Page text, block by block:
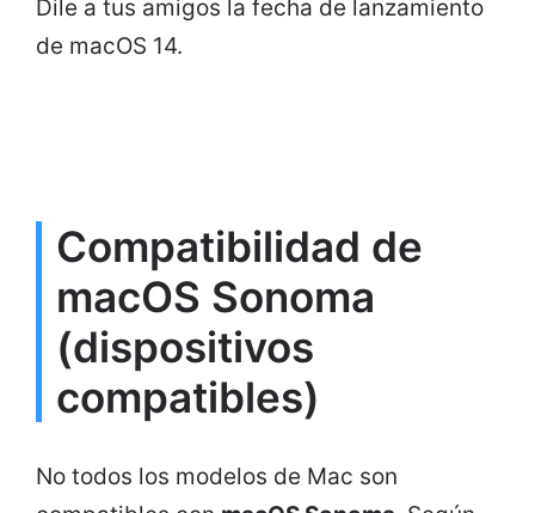
Dile a tus amigos la fecha de lanzamiento
de macOS 14.
Compatibilidad de
macOS Sonoma
(dispositivos
compatibles)
No todos los modelos de Mac son